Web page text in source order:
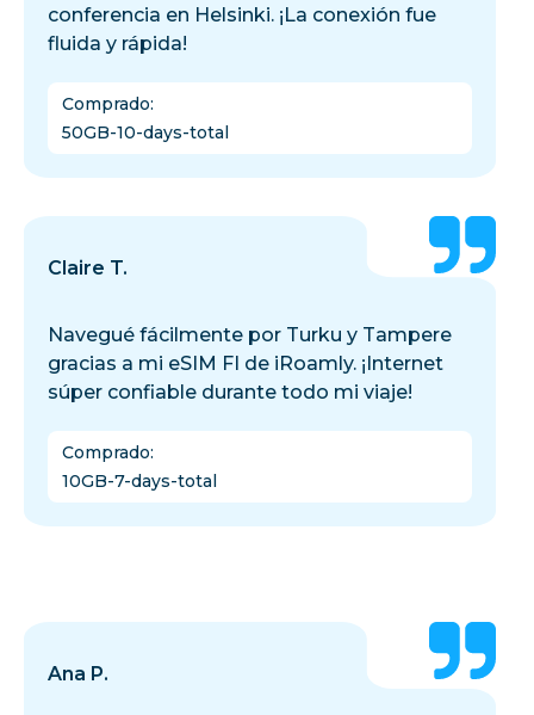
conferencia en Helsinki. ¡La conexión fue
fluida y rápida!
Comprado:
50GB-10-days-total
Claire T.
Navegué fácilmente por Turku y Tampere
gracias a mi eSIM FI de iRoamly. ¡Internet
súper confiable durante todo mi viaje!
Comprado:
10GB-7-days-total
Ana P.